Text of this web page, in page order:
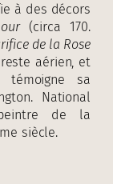
à des décors
(circa 170.
de la Rose
aérien, et
témoigne sa
National
de la
siècle.